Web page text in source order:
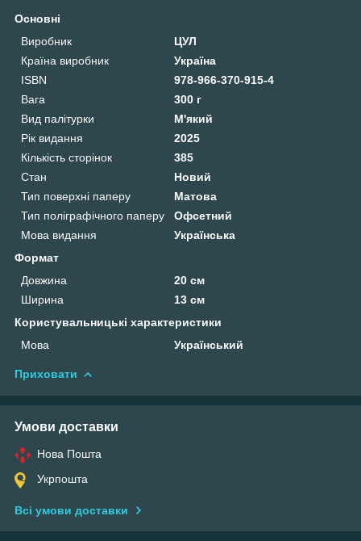
Основні
Виробник
ЦУЛ
Країна виробник
Україна
ISBN
978-966-370-915-4
Вага
300 г
Вид палітурки
М'який
Рік видання
2025
Кількість сторінок
385
Стан
Новий
Тип поверхні паперу
Матова
Тип поліграфічного паперу
Офсетний
Мова видання
Українська
Формат
Довжина
20 см
Ширина
13 см
Користувальницькі характеристики
Мова
Український
Приховати
Умови доставки
Нова Пошта
Укрпошта
Всі умови доставки